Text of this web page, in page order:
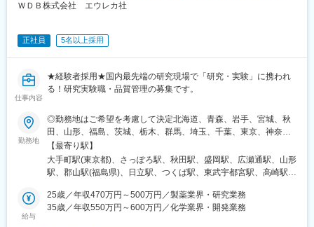
ＷＤＢ株式会社 エウレカ社
正社員 5名以上採用
仕事内容
★経験者採用★国内最先端の研究現場で「研究・実験」に携われ
る！研究実験職・品質管理の募集です。
勤務地
◎勤務地はご希望を考慮して決定北海道、青森、岩手、宮城、秋
田、山形、福島、茨城、栃木、群馬、埼玉、千葉、東京、神奈
川、新潟、長野、富山、石川、福井、山梨、岐阜、静岡、愛知、
三重、滋賀、京都、大阪、兵庫、奈良、和歌山、岡山、広島、山
口、徳島、香川、愛媛、高知、福岡、佐賀、長崎、熊本、大分、
定：ご自宅から90分以内の就業先・エリア限定：下記エリア内の
就業先。エリア内での転居を伴う場合あり・全国：全国の中でス
【最寄り駅】
大手町駅(東京都)、さっぽろ駅、秋田駅、盛岡駅、広瀬通駅、山形
駅、郡山駅(福島県)、日立駅、つくば駅、東武宇都宮駅、高崎駅、
井駅、勝どき駅、根津駅、立川北駅、町田駅、川崎駅、みなとみ
らい駅、平塚駅、新潟駅、春日山駅、甲府駅、沼津駅、静岡駅、
給与
25歳／年収470万円～500万円／製薬業界・研究業務
35歳／年収550万円～600万円／化学業界・開発業務